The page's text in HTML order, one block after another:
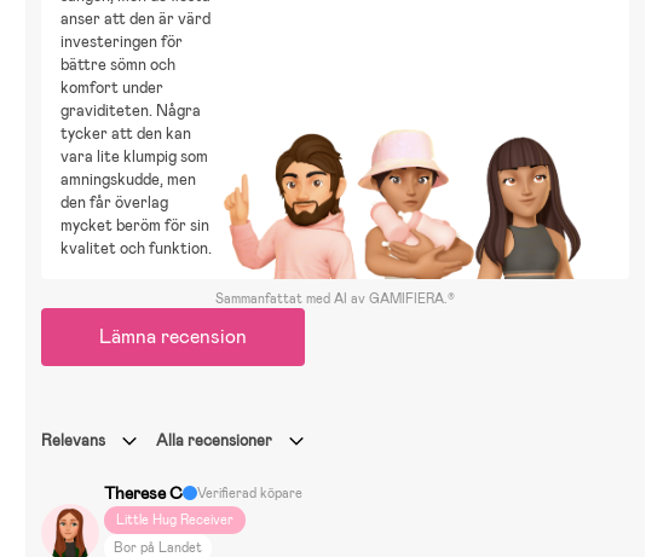
anser att den är värd
investeringen för
bättre sömn och
komfort under
graviditeten. Några
tycker att den kan
vara lite klumpig som
amningskudde, men
den får överlag
mycket beröm för sin
kvalitet och funktion.
Sammanfattat med AI av GAMIFIERA.®
Lämna recension
Relevans Alla recensioner
Therese C
Verifierad köpare
Little Hug Receiver
Bor på Landet